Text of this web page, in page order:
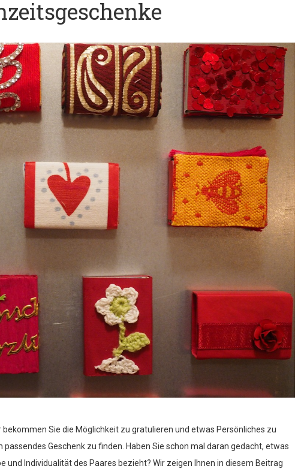
Sie die Möglichkeit zu gratulieren und etwas Persönliches zu
Geschenk zu finden. Haben Sie schon mal daran gedacht, etwas
und Individualität des Paares bezieht? Wir zeigen Ihnen in diesem Beitrag